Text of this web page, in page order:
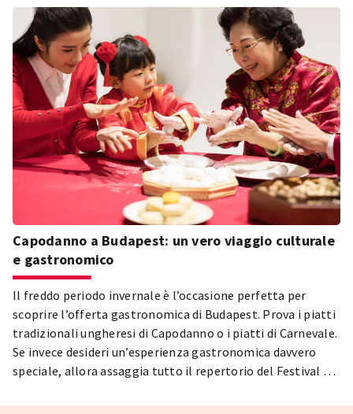
nell’agitazione dei mercati!
Capodanno a Budapest: un vero viaggio culturale
e gastronomico
Il freddo periodo invernale è l’occasione perfetta per
scoprire l’offerta gastronomica di Budapest. Prova i piatti
tradizionali ungheresi di Capodanno o i piatti di Carnevale.
Se invece desideri un’esperienza gastronomica davvero
speciale, allora assaggia tutto il repertorio del Festival del
pena immergersi in questa avventura culinaria.